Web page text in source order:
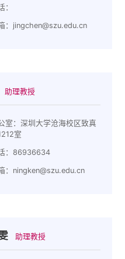
：
：jingchen@szu.edu.cn
助理教授
室：深圳大学沧海校区致真
室
：86936634
：ningken@szu.edu.cn
助理教授